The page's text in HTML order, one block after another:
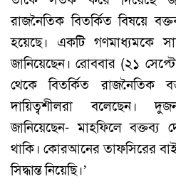
রাজনৈতিক বিতর্কিত বিষয়ে
হয়েছে। একটি গণমাধ্যমকে
জানিয়েছেন। রোববার (২১
থেকে বিতর্কিত রাজনৈতিক
দায়িত্বশীলরা বলেছেন।
জানিয়েছেন- মাহফিলে
থাকি। কোরআনের তাফসিরের
সিদ্ধান্ত নিয়েছি।’